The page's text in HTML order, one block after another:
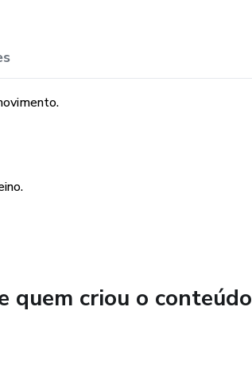
de punho
de quadril
de tornozelo
quem criou o conteúdo